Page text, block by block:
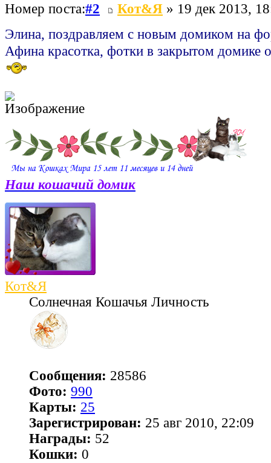
Номер поста:#2 Кот&Я » 19 дек 2013,
Элина, поздравляем с новым домиком на
Афина красотка, фотки в закрытом домике
Наш кошачий домик
Кот&Я
Солнечная Кошачья Личность
Сообщения: 28586
Фото: 990
Карты: 25
Зарегистрирован: 25 авг 2010, 22:09
Награды: 52
Кошки: 0